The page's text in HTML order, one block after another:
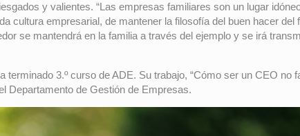
y valientes. “Las empresas familiares son un lugar
cultura empresarial, de mantener la filosofía del buen hacer del
se mantendrá en la familia a través del ejemplo y se irá
terminado 3.º curso de ADE. Su trabajo, “Cómo ser un CEO no
Departamento de Gestión de Empresas.